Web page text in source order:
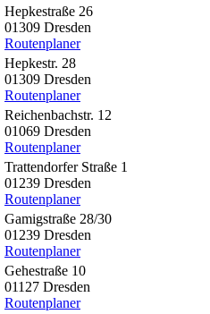
Hepkestraße 26
01309 Dresden
Routenplaner
Hepkestr. 28
01309 Dresden
Routenplaner
Reichenbachstr. 12
01069 Dresden
Routenplaner
Trattendorfer Straße 1
01239 Dresden
Routenplaner
Gamigstraße 28/30
01239 Dresden
Routenplaner
Gehestraße 10
01127 Dresden
Routenplaner